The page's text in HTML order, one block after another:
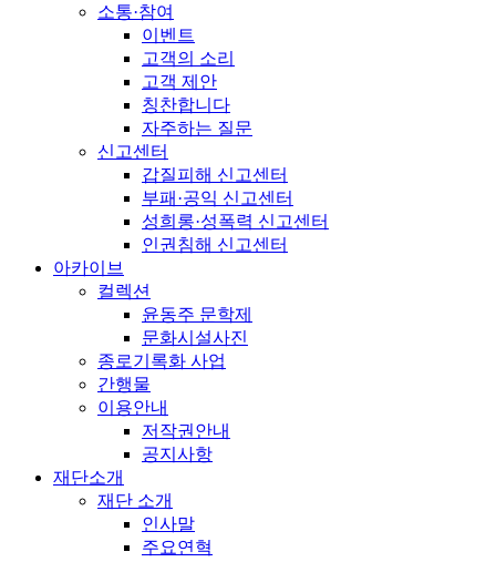
소통·참여
이벤트
고객의 소리
고객 제안
칭찬합니다
자주하는 질문
신고센터
갑질피해 신고센터
부패·공익 신고센터
성희롱·성폭력 신고센터
인권침해 신고센터
아카이브
컬렉션
윤동주 문학제
문화시설사진
종로기록화 사업
간행물
이용안내
저작권안내
공지사항
재단소개
재단 소개
인사말
주요연혁